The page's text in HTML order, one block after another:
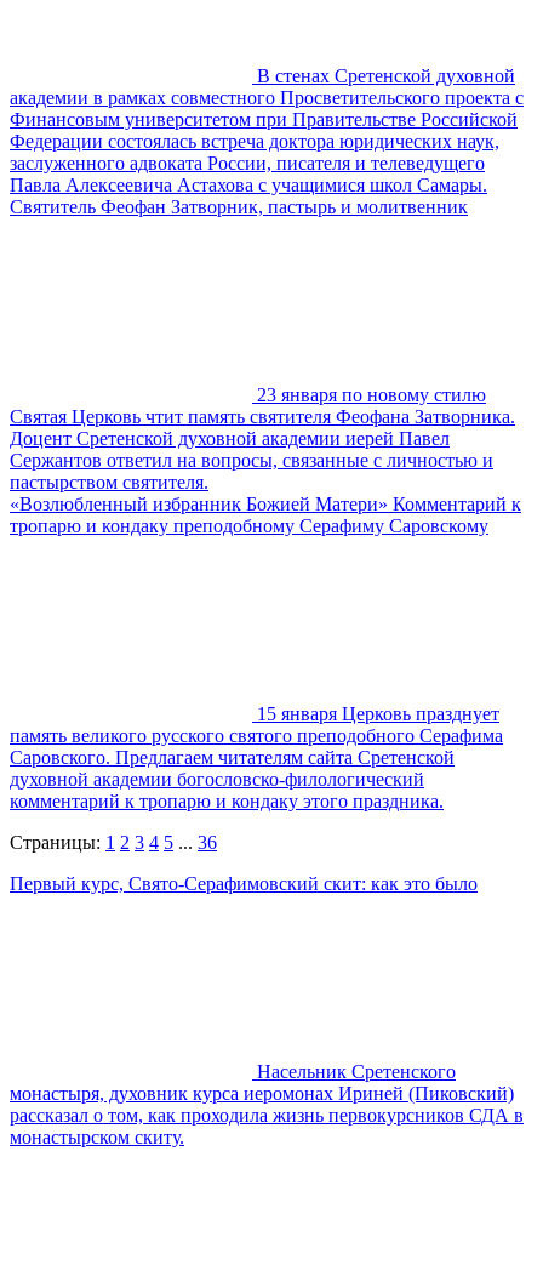
В стенах Сретенской духовной
академии в рамках совместного Просветительского проекта с
Финансовым университетом при Правительстве Российской
Федерации состоялась встреча доктора юридических наук,
заслуженного адвоката России, писателя и телеведущего
Павла Алексеевича Астахова с учащимися школ Самары.
Святитель Феофан Затворник, пастырь и молитвенник
23 января по новому стилю
Святая Церковь чтит память святителя Феофана Затворника.
Доцент Сретенской духовной академии иерей Павел
Сержантов ответил на вопросы, связанные с личностью и
пастырством святителя.
«Возлюбленный избранник Божией Матери» Комментарий к
тропарю и кондаку преподобному Серафиму Саровскому
15 января Церковь празднует
память великого русского святого преподобного Серафима
Саровского. Предлагаем читателям сайта Сретенской
духовной академии богословско-филологический
комментарий к тропарю и кондаку этого праздника.
Страницы: 1 2 3 4 5 ... 36
Первый курс, Свято-Серафимовский скит: как это было
Насельник Сретенского
монастыря, духовник курса иеромонах Ириней (Пиковский)
рассказал о том, как проходила жизнь первокурсников СДА в
монастырском скиту.